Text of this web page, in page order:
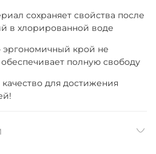
сохраняет свойства после
в хлорированной воде
эргономичный крой не
полную свободу
для достижения